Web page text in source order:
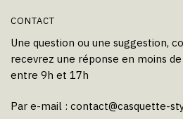
CONTACT
Une question ou une suggestion,
recevrez une réponse en moins
entre 9h et 17h
Par e-mail : contact@casquette-